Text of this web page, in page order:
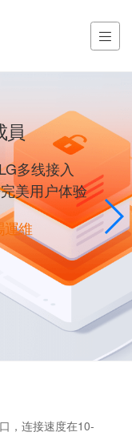
員
多线接入
美用户体验
運維
，连接速度在10-